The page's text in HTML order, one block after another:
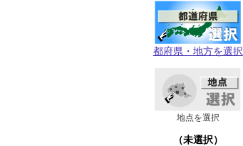
都府県・地方を選択
地点を選択
（未選択）